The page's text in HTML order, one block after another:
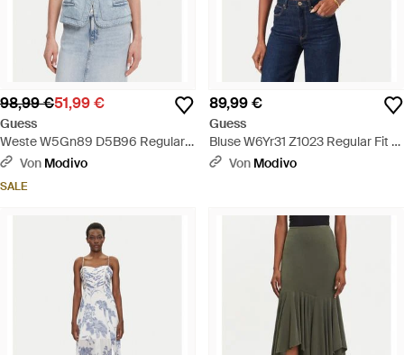
98,99 €51,99 €
Guess
Weste W5Gn89 D5B96 Regular
Fit - Blau
Von Modivo
SALE
89,99 €
Guess
Bluse W6Yr31 Z1023 Regular Fit -
Lila Von Modivo